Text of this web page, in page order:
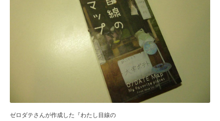
ゼロダテさんが作成した『わたし目線の